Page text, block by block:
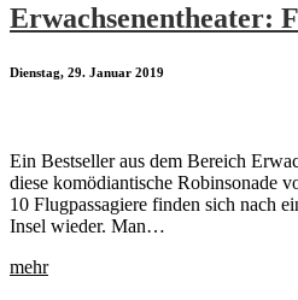
Erwachsenentheater:
Dienstag, 29. Januar 2019
Ein Bestseller aus dem Bereich
diese komödiantische Robinsonade
10 Flugpassagiere finden sich nach
Insel wieder. Man…
mehr